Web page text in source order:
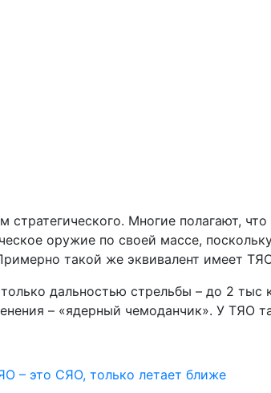
стратегического. Многие полагают,
оружие по своей массе,
такой же эквивалент имеет
дальностью стрельбы – до 2
– «ядерный чемоданчик». У ТЯО
– это СЯО, только летает ближе